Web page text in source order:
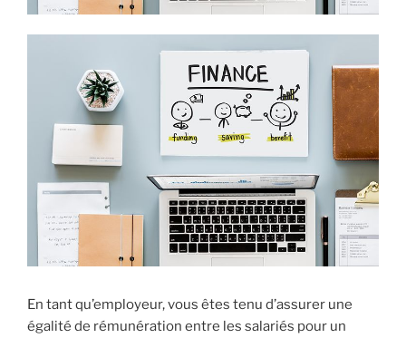
En tant qu’employeur, vous êtes tenu d’assurer une
égalité de rémunération entre les salariés pour un